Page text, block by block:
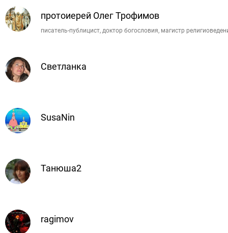
протоиерей Олег Трофимов
писатель-публицист, доктор богословия, магистр
Светланка
SusaNin
Танюша2
ragimov